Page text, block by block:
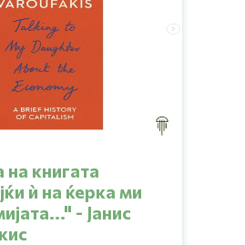
на книгата
ѝ на ќерка ми
- Јанис